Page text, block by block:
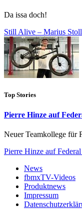
Da issa doch!
Still Alive – Marius
Top Stories
Pierre Hinze auf
Neuer Teamkollege für
Pierre Hinze auf
News
fbmxTV-Videos
Produktnews
Impressum